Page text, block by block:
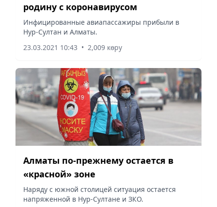
родину с коронавирусом
Инфицированные авиапассажиры прибыли в
Нур-Султан и Алматы.
23.03.2021 10:43 • 2,009 көру
Алматы по-прежнему остается в
«красной» зоне
Наряду с южной столицей ситуация остается
напряженной в Нур-Султане и ЗКО.